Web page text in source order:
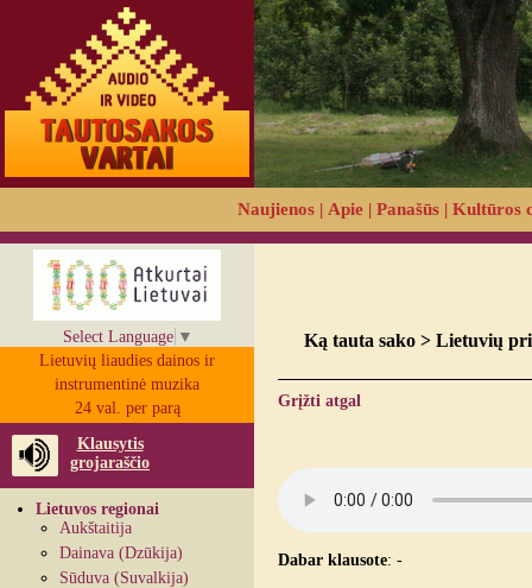
Naujienos | Apie | Panašūs | Kultūros
Select Language ▼
Lietuvių liaudies dainos ir
instrumentinė muzika
24 val. per parą
Klausytis
grojaraščio
Lietuvos regionai
Aukštaitija
Dainava (Dzūkija)
Sūduva (Suvalkija)
Ką tauta sako > Lietuvių
Grįžti atgal
Dabar klausote: -